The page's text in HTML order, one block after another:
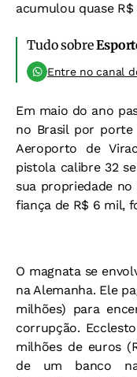
acumulou quase
Tudo sobre
Entre no canal
Em maio do ano
no Brasil por
Aeroporto de
pistola calibre 32
sua propriedade no
fiança de R$ 6 mil,
O magnata se
na Alemanha. Ele
milhões) para
corrupção.
milhões de euros
de um banco